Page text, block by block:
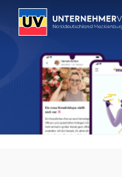
Skip
content